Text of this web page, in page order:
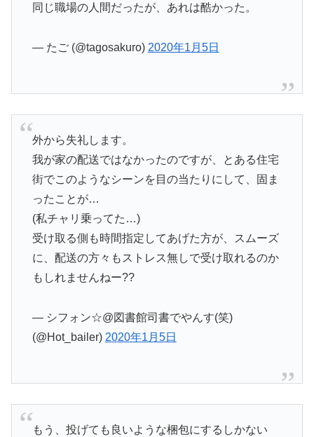
同じ職場の人間だったが、あれは酷かった。
— たご (@tagosakuro) 2020年1月5日
外から失礼します。
我が家の配送ではなかったのですが、とある住宅
街でこのようなシーンを目の当たりにして、固ま
ったことが…
(私チャリ乗ってた…)
受け取る側も時間指定してあげた方が、スムーズ
に、配送の方々もストレス無しで受け取れるのか
もしれませんねー??
— シフォン☆@図書館司書でやんす(笑)
(@Hot_bailer) 2020年1月5日
もう、投げても良いような梱包にするしかない